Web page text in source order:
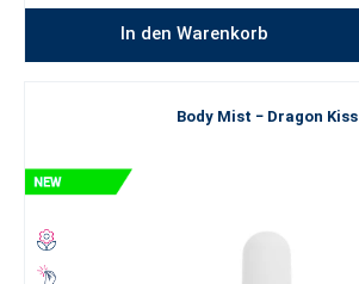
In den Warenkorb
Body Mist − Dragon Kiss